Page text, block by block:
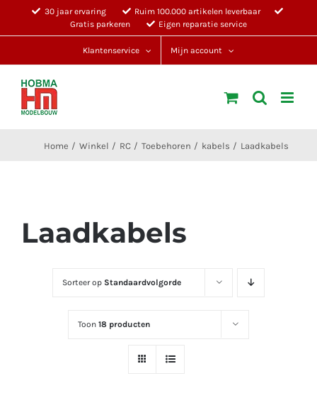
30 jaar ervaring
Ruim 100.000 artikelen leverbaar
Gratis parkeren
Eigen reparatie service
Klantenservice Mijn account
Home Winkel RC Toebehoren kabels Laadkabels
Laadkabels
Sorteer op Standaardvolgorde
Toon18 producten